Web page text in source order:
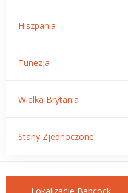
Hiszpania
Tunezja
Wielka Brytania
Stany Zjednoczone